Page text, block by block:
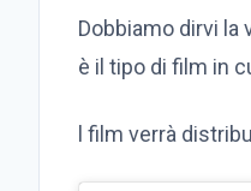
Dobbiamo dirvi la
è il tipo di film in
l film verrà